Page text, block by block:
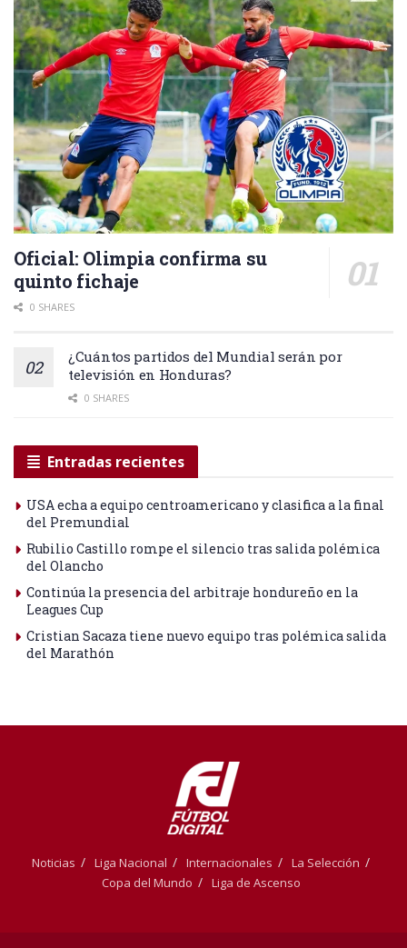
Oficial: Olimpia confirma su
quinto fichaje
0 SHARES
¿Cuántos partidos del Mundial serán por
televisión en Honduras?
0 SHARES
Entradas recientes
USA echa a equipo centroamericano y clasifica a la final
del Premundial
Rubilio Castillo rompe el silencio tras salida polémica
del Olancho
Continúa la presencia del arbitraje hondureño en la
Leagues Cup
Cristian Sacaza tiene nuevo equipo tras polémica salida
del Marathón
Noticias Liga Nacional Internacionales
La Selección
Copa del Mundo
Liga de Ascenso